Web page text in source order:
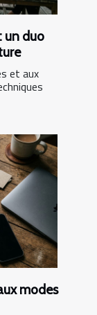
un duo
et aux
modes